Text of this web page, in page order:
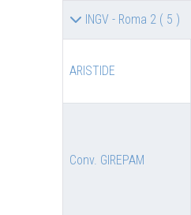
INGV - Roma 2 ( 5 )
ARISTIDE
Conv. GIREPAM